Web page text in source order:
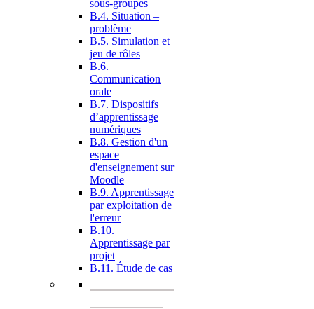
sous-groupes
B.4. Situation –
problème
B.5. Simulation et
jeu de rôles
B.6.
Communication
orale
B.7. Dispositifs
d’apprentissage
numériques
B.8. Gestion d'un
espace
d'enseignement sur
Moodle
B.9. Apprentissage
par exploitation de
l'erreur
B.10.
Apprentissage par
projet
B.11. Étude de cas